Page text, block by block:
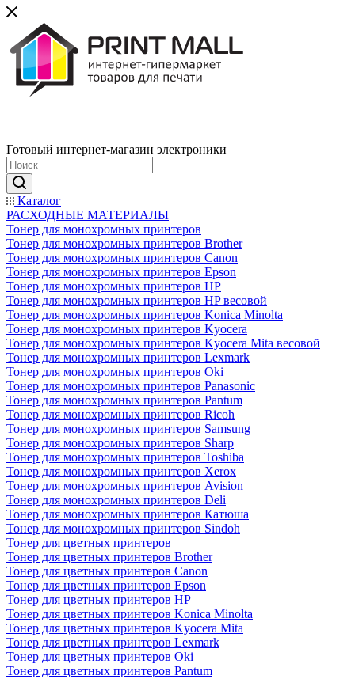
Готовый интернет-магазин электроники
Каталог
РАСХОДНЫЕ МАТЕРИАЛЫ
Тонер для монохромных принтеров
Тонер для монохромных принтеров Brother
Тонер для монохромных принтеров Canon
Тонер для монохромных принтеров Epson
Тонер для монохромных принтеров HP
Тонер для монохромных принтеров HP весовой
Тонер для монохромных принтеров Konica Minolta
Тонер для монохромных принтеров Kyocera
Тонер для монохромных принтеров Kyocera Mita весовой
Тонер для монохромных принтеров Lexmark
Тонер для монохромных принтеров Oki
Тонер для монохромных принтеров Panasonic
Тонер для монохромных принтеров Pantum
Тонер для монохромных принтеров Ricoh
Тонер для монохромных принтеров Samsung
Тонер для монохромных принтеров Sharp
Тонер для монохромных принтеров Toshiba
Тонер для монохромных принтеров Xerox
Тонер для монохромных принтеров Avision
Тонер для монохромных принтеров Deli
Тонер для монохромных принтеров Катюша
Тонер для монохромных принтеров Sindoh
Тонер для цветных принтеров
Тонер для цветных принтеров Brother
Тонер для цветных принтеров Canon
Тонер для цветных принтеров Epson
Тонер для цветных принтеров HP
Тонер для цветных принтеров Konica Minolta
Тонер для цветных принтеров Kyocera Mita
Тонер для цветных принтеров Lexmark
Тонер для цветных принтеров Oki
Тонер для цветных принтеров Pantum